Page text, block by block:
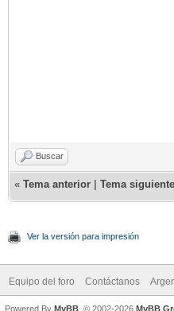
Buscar
« Tema anterior Tema siguiente
Ver la versión para impresión
Equipo del foro Contáctanos
Powered By MyBB , © 2002-2026 MyBB